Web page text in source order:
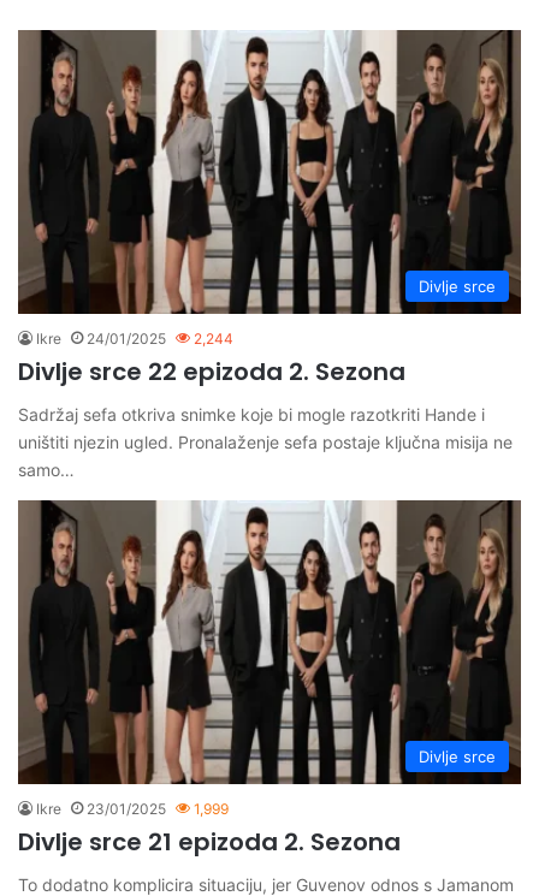
Divlje srce
Ikre 24/01/2025 2,244
Divlje srce 22 epizoda 2. Sezona
Sadržaj sefa otkriva snimke koje bi mogle razotkriti Hande i
uništiti njezin ugled. Pronalaženje sefa postaje ključna misija ne
samo…
Divlje srce
Ikre 23/01/2025 1,999
Divlje srce 21 epizoda 2. Sezona
To dodatno komplicira situaciju, jer Guvenov odnos s Jamanom